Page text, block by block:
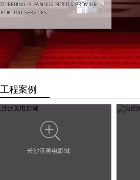
工程案例
长沙沃美电影城